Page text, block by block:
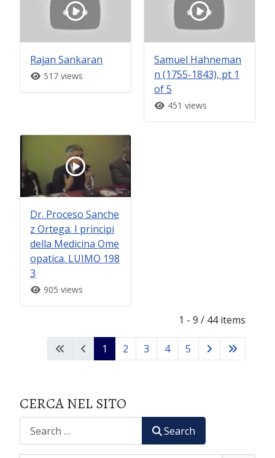
Rajan Sankaran
517 views
Samuel Hahneman
n (1755-1843), pt 1
of 5
451 views
Dr. Proceso Sanche
z Ortega. I principi
della Medicina Ome
opatica. LUIMO 198
3
905 views
1 - 9 / 44 items
1 2 3 4 5
CERCA NEL SITO
Search